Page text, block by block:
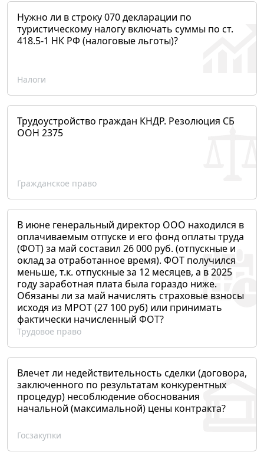
Нужно ли в строку 070 декларации по
туристическому налогу включать суммы по ст.
418.5-1 НК РФ (налоговые льготы)?
Налоги
Трудоустройство граждан КНДР. Резолюция СБ
ООН 2375
Гражданское право
В июне генеральный директор ООО находился в
оплачиваемым отпуске и его фонд оплаты труда
(ФОТ) за май составил 26 000 руб. (отпускные и
оклад за отработанное время). ФОТ получился
меньше, т.к. отпускные за 12 месяцев, а в 2025
году заработная плата была гораздо ниже.
Обязаны ли за май начислять страховые взносы
исходя из МРОТ (27 100 руб) или принимать
фактически начисленный ФОТ?
Трудовое право
Влечет ли недействительность сделки (договора,
заключенного по результатам конкурентных
процедур) несоблюдение обоснования
начальной (максимальной) цены контракта?
Госзакупки